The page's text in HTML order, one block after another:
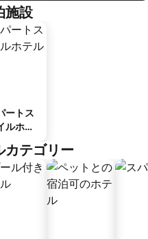
施設
ートス
ルホテ
カテゴリー